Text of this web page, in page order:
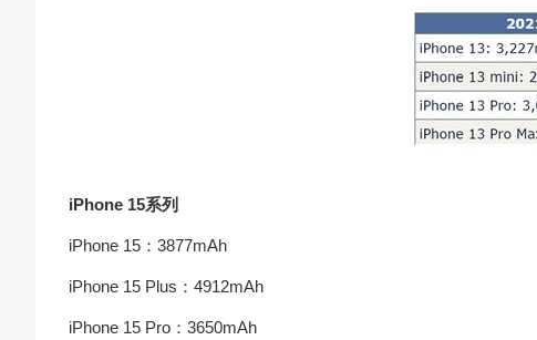
iPhone 15系列
iPhone 15：3877mAh
iPhone 15 Plus：4912mAh
iPhone 15 Pro：3650mAh